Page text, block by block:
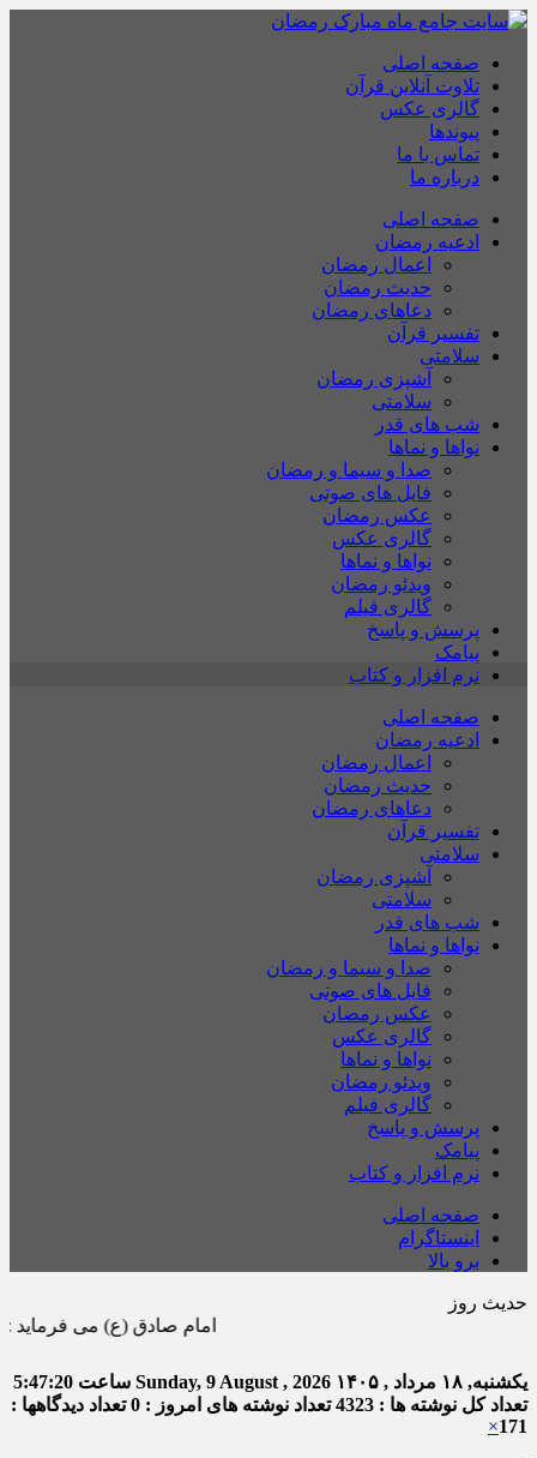
صفحه اصلی
تلاوت آنلاین قرآن
گالری عکس
پیوندها
تماس با ما
درباره ما
صفحه اصلی
ادعیه رمضان
اعمال رمضان
حدیث رمضان
دعاهای رمضان
تفسیر قرآن
سلامتی
آشپزی رمضان
سلامتی
شب های قدر
نواها و نماها
صدا و سیما و رمضان
فایل های صوتی
عکس رمضان
گالری عکس
نواها و نماها
ویدئو رمضان
گالری فیلم
پرسش و پاسخ
پیامک
نرم افزار و کتاب
صفحه اصلی
ادعیه رمضان
اعمال رمضان
حدیث رمضان
دعاهای رمضان
تفسیر قرآن
سلامتی
آشپزی رمضان
سلامتی
شب های قدر
نواها و نماها
صدا و سیما و رمضان
فایل های صوتی
عکس رمضان
گالری عکس
نواها و نماها
ویدئو رمضان
گالری فیلم
پرسش و پاسخ
پیامک
نرم افزار و کتاب
صفحه اصلی
اینستاگرام
برو بالا
حدیث روز
امام صادق (ع) می فرماید : هر كس
یکشنبه, ۱۸ مرداد , ۱۴۰۵ Sunday, 9 August , 2026 ساعت 5:47:20
تعداد کل نوشته ها : 4323
تعداد نوشته های امروز : 0
تعداد دیدگاهها :
171
×